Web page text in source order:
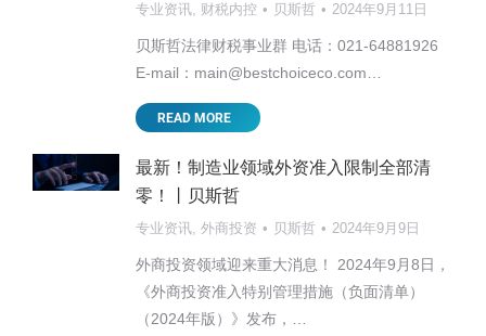
专业资讯, 财税内控 贝斯哲 2024年9月11日
贝斯哲法律财税事业群 电话：021-64881926
E-mail：main@bestchoiceco.com…
READ MORE
最新！制造业领域外资准入限制全部清
零！丨贝斯哲
专业资讯, 外商投资 贝斯哲 2024年9月9日
外商投资领域迎来重大消息！ 2024年9月8日，
《外商投资准入特别管理措施（负面清单）
（2024年版）》发布，…